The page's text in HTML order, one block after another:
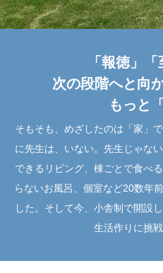
「報徳」「
次の段階へと向
もっと
そもそも、めざしたのは「家」
に先生は、いない。先生じゃな
できるリビング、棟ごとで食べ
らないお風呂、個室など20数年
した。そして今、小舎制で開設
生活作りに挑戦